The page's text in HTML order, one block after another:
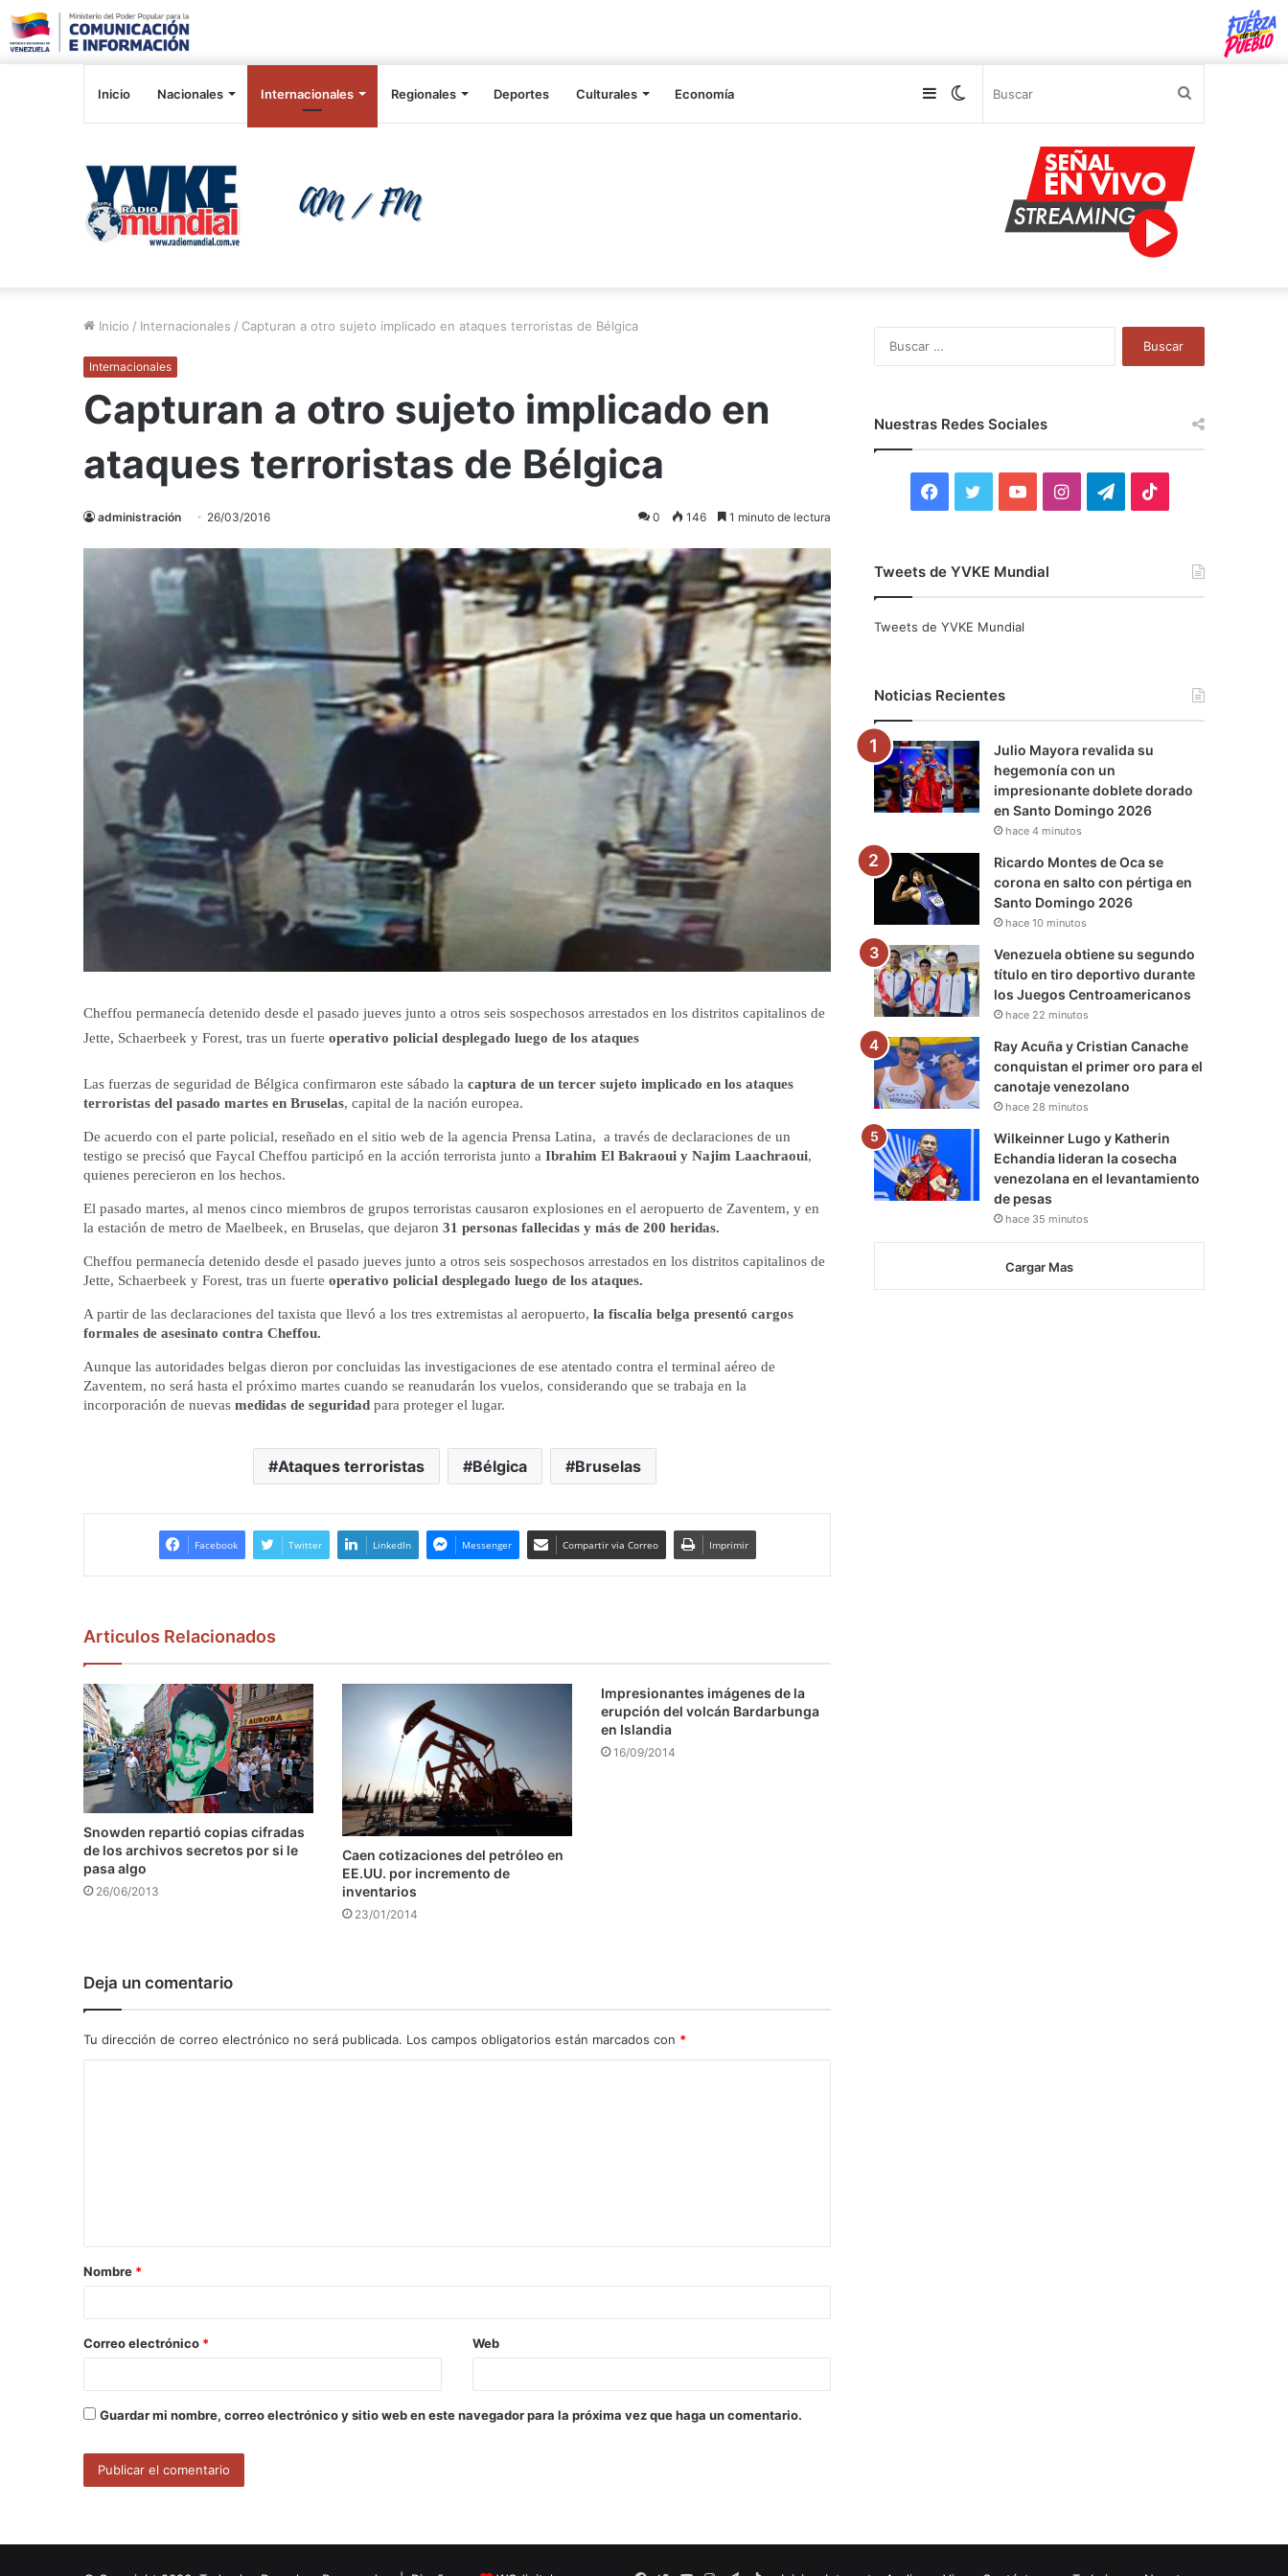
Inicio Nacionales Internacionales Regionales Deportes Culturales Economía Switch
Sidebar
Inicio / Internacionales / Capturan a otro sujeto implicado en ataques terroristas de Bélgica
Internacionales
Capturan a otro sujeto implicado en
ataques terroristas de Bélgica
administración 26/03/2016 0 146 1 minuto de lectura
Cheffou permanecía detenido desde el pasado jueves junto a otros seis sospechosos arrestados en los distritos capitalinos de
Jette, Schaerbeek y Forest, tras un fuerte operativo policial desplegado luego de los ataques
Las fuerzas de seguridad de Bélgica confirmaron este sábado la captura de un tercer sujeto implicado en los ataques
terroristas del pasado martes en Bruselas, capital de la nación europea.
De acuerdo con el parte policial, reseñado en el sitio web de la agencia Prensa Latina, a través de declaraciones de un
testigo se precisó que Faycal Cheffou participó en la acción terrorista junto a Ibrahim El Bakraoui y Najim Laachraoui,
quienes perecieron en los hechos.
El pasado martes, al menos cinco miembros de grupos terroristas causaron explosiones en el aeropuerto de Zaventem, y en
la estación de metro de Maelbeek, en Bruselas, que dejaron 31 personas fallecidas y más de 200 heridas.
Cheffou permanecía detenido desde el pasado jueves junto a otros seis sospechosos arrestados en los distritos capitalinos de
Jette, Schaerbeek y Forest, tras un fuerte operativo policial desplegado luego de los ataques.
A partir de las declaraciones del taxista que llevó a los tres extremistas al aeropuerto, la fiscalía belga presentó cargos
formales de asesinato contra Cheffou.
Aunque las autoridades belgas dieron por concluidas las investigaciones de ese atentado contra el terminal aéreo de
Zaventem, no será hasta el próximo martes cuando se reanudarán los vuelos, considerando que se trabaja en la
incorporación de nuevas medidas de seguridad para proteger el lugar.
Ataques terroristas Bélgica Bruselas
Facebook Twitter LinkedIn Messenger Compartir via Correo Imprimir
Articulos Relacionados
Snowden repartió copias cifradas
de los archivos secretos por si le
pasa algo
26/06/2013
Caen cotizaciones del petróleo en
EE.UU. por incremento de
inventarios
23/01/2014
Impresionantes imágenes de la
erupción del volcán Bardarbunga
en Islandia
16/09/2014
Deja un comentario
Tu dirección de correo electrónico no será publicada. Los campos obligatorios están marcados con *
a
r
*
Nombre *
Correo electrónico * Web
Guardar mi nombre, correo electrónico y sitio web en este navegador para la próxima vez que haga un comentario.
Nuestras Redes Sociales
F
c
o
k
i
r
Y
u
e
I
r
a
m
T
a
m
Tweets de YVKE Mundial
Tweets de YVKE Mundial
Noticias Recientes
Julio Mayora revalida su
hegemonía con un
impresionante doblete dorado
en Santo Domingo 2026
hace 4 minutos
Ricardo Montes de Oca se
corona en salto con pértiga en
Santo Domingo 2026
hace 10 minutos
Venezuela obtiene su segundo
título en tiro deportivo durante
los Juegos Centroamericanos
hace 22 minutos
Ray Acuña y Cristian Canache
conquistan el primer oro para el
canotaje venezolano
hace 28 minutos
Wilkeinner Lugo y Katherin
Echandia lideran la cosecha
venezolana en el levantamiento
de pesas
hace 35 minutos
Cargar Mas